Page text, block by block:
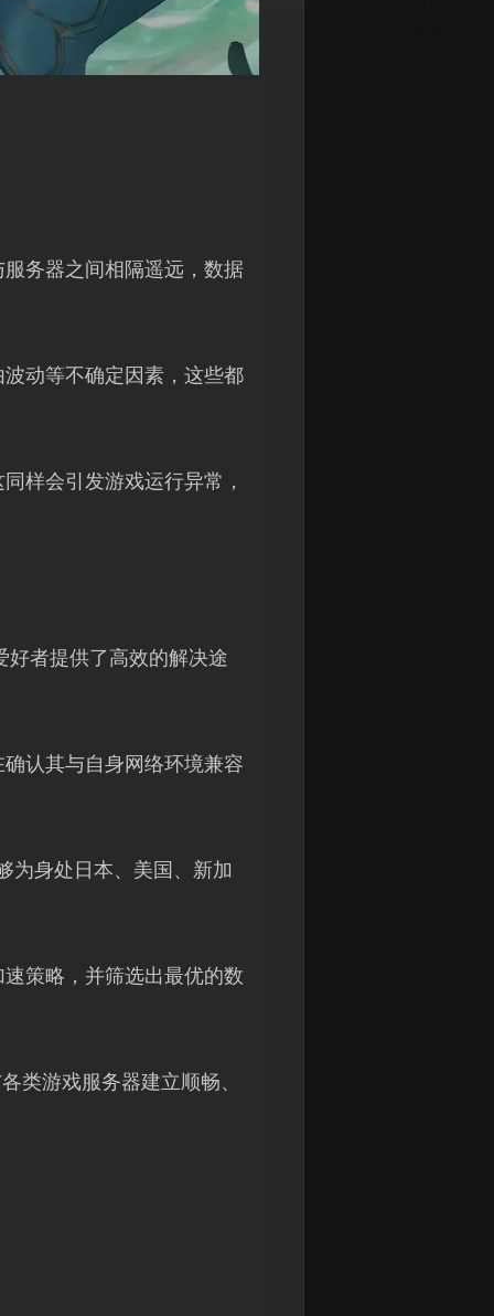
务器之间相隔遥远，数据
动等不确定因素，这些都
样会引发游戏运行异常，
好者提供了高效的解决途
认其与自身网络环境兼容
为身处日本、美国、新加
策略，并筛选出最优的数
类游戏服务器建立顺畅、